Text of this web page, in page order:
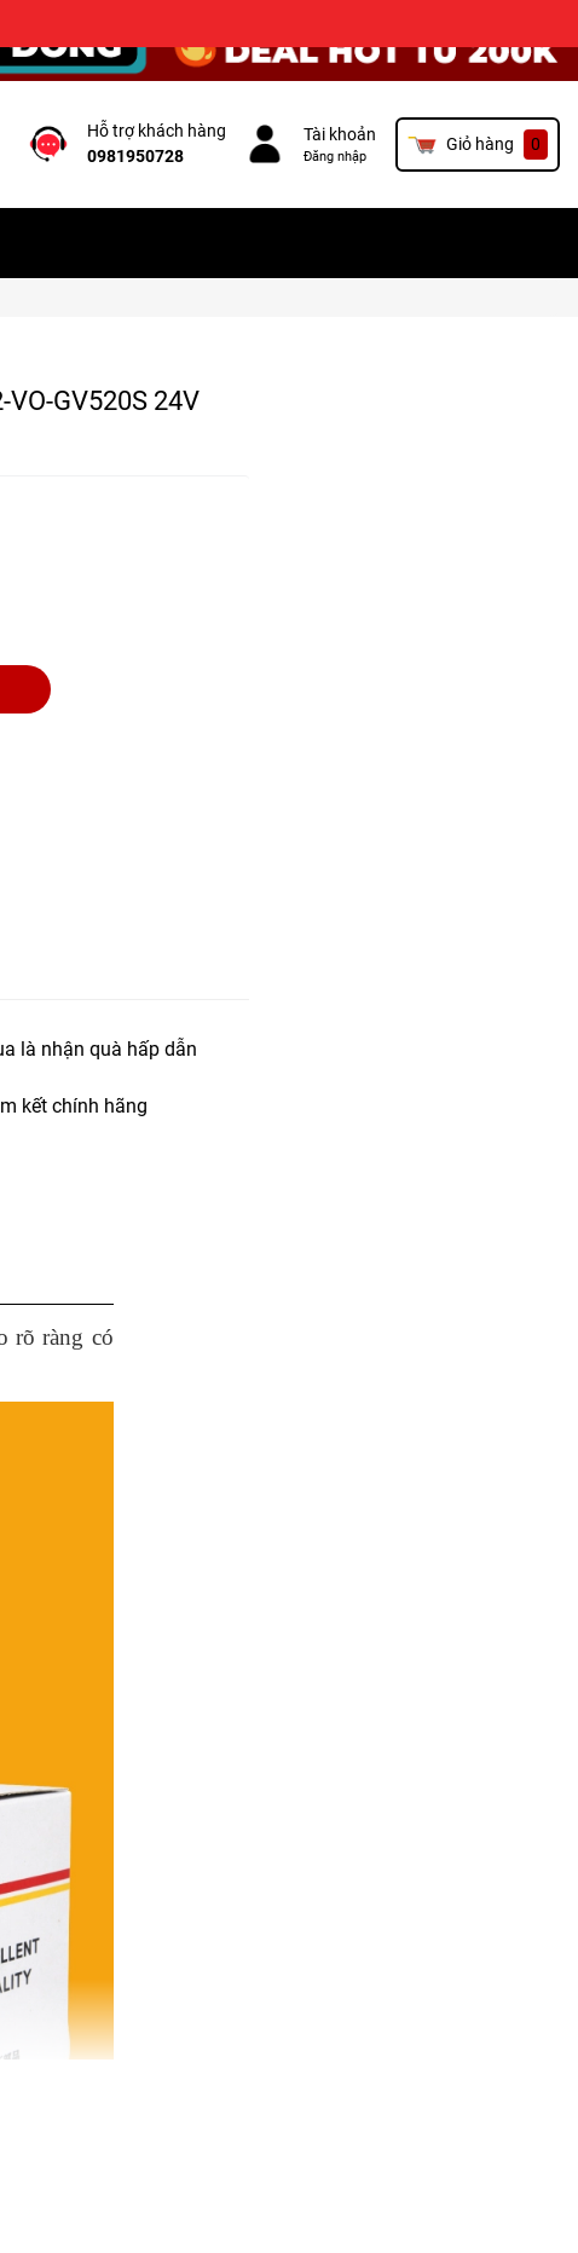
Hỗ trợ khách hàng
0981950728
Tài khoản
Đăng nhập
Giỏ hàng 0
GV520S 24V
là nhận quà hấp dẫn
kết chính hãng
rõ ràng có